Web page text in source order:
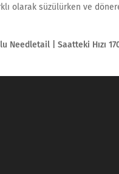
olarak süzülürken ve
Needletail | Saatteki Hızı